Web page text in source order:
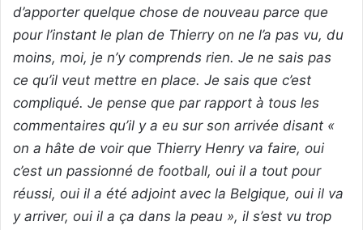
d’apporter quelque chose de nouveau parce que
pour l’instant le plan de Thierry on ne l’a pas vu, du
moins, moi, je n’y comprends rien. Je ne sais pas
ce qu’il veut mettre en place. Je sais que c’est
compliqué. Je pense que par rapport à tous les
commentaires qu’il y a eu sur son arrivée disant «
on a hâte de voir que Thierry Henry va faire, oui
c’est un passionné de football, oui il a tout pour
réussi, oui il a été adjoint avec la Belgique, oui il va
y arriver, oui il a ça dans la peau », il s’est vu trop